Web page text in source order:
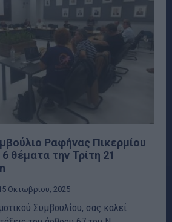
Ραφήνας Πικερμίου
6 θέματα την Τρίτη 21
Οκτωβρίου, 2025
Συμβουλίου, σας καλεί